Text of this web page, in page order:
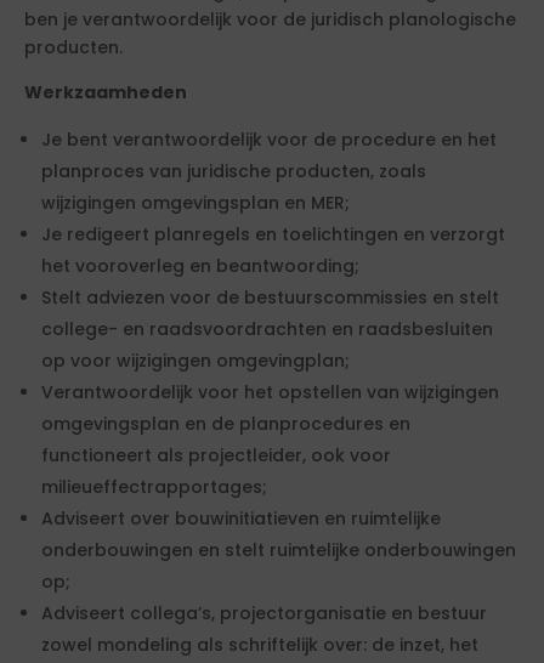
ben je verantwoordelijk voor de juridisch planologische
producten.
Werkzaamheden
Je bent verantwoordelijk voor de procedure en het
planproces van juridische producten, zoals
wijzigingen omgevingsplan en MER;
Je redigeert planregels en toelichtingen en verzorgt
het vooroverleg en beantwoording;
Stelt adviezen voor de bestuurscommissies en stelt
college- en raadsvoordrachten en raadsbesluiten
op voor wijzigingen omgevingplan;
Verantwoordelijk voor het opstellen van wijzigingen
omgevingsplan en de planprocedures en
functioneert als projectleider, ook voor
milieueffectrapportages;
Adviseert over bouwinitiatieven en ruimtelijke
onderbouwingen en stelt ruimtelijke onderbouwingen
op;
Adviseert collega’s, projectorganisatie en bestuur
zowel mondeling als schriftelijk over: de inzet, het